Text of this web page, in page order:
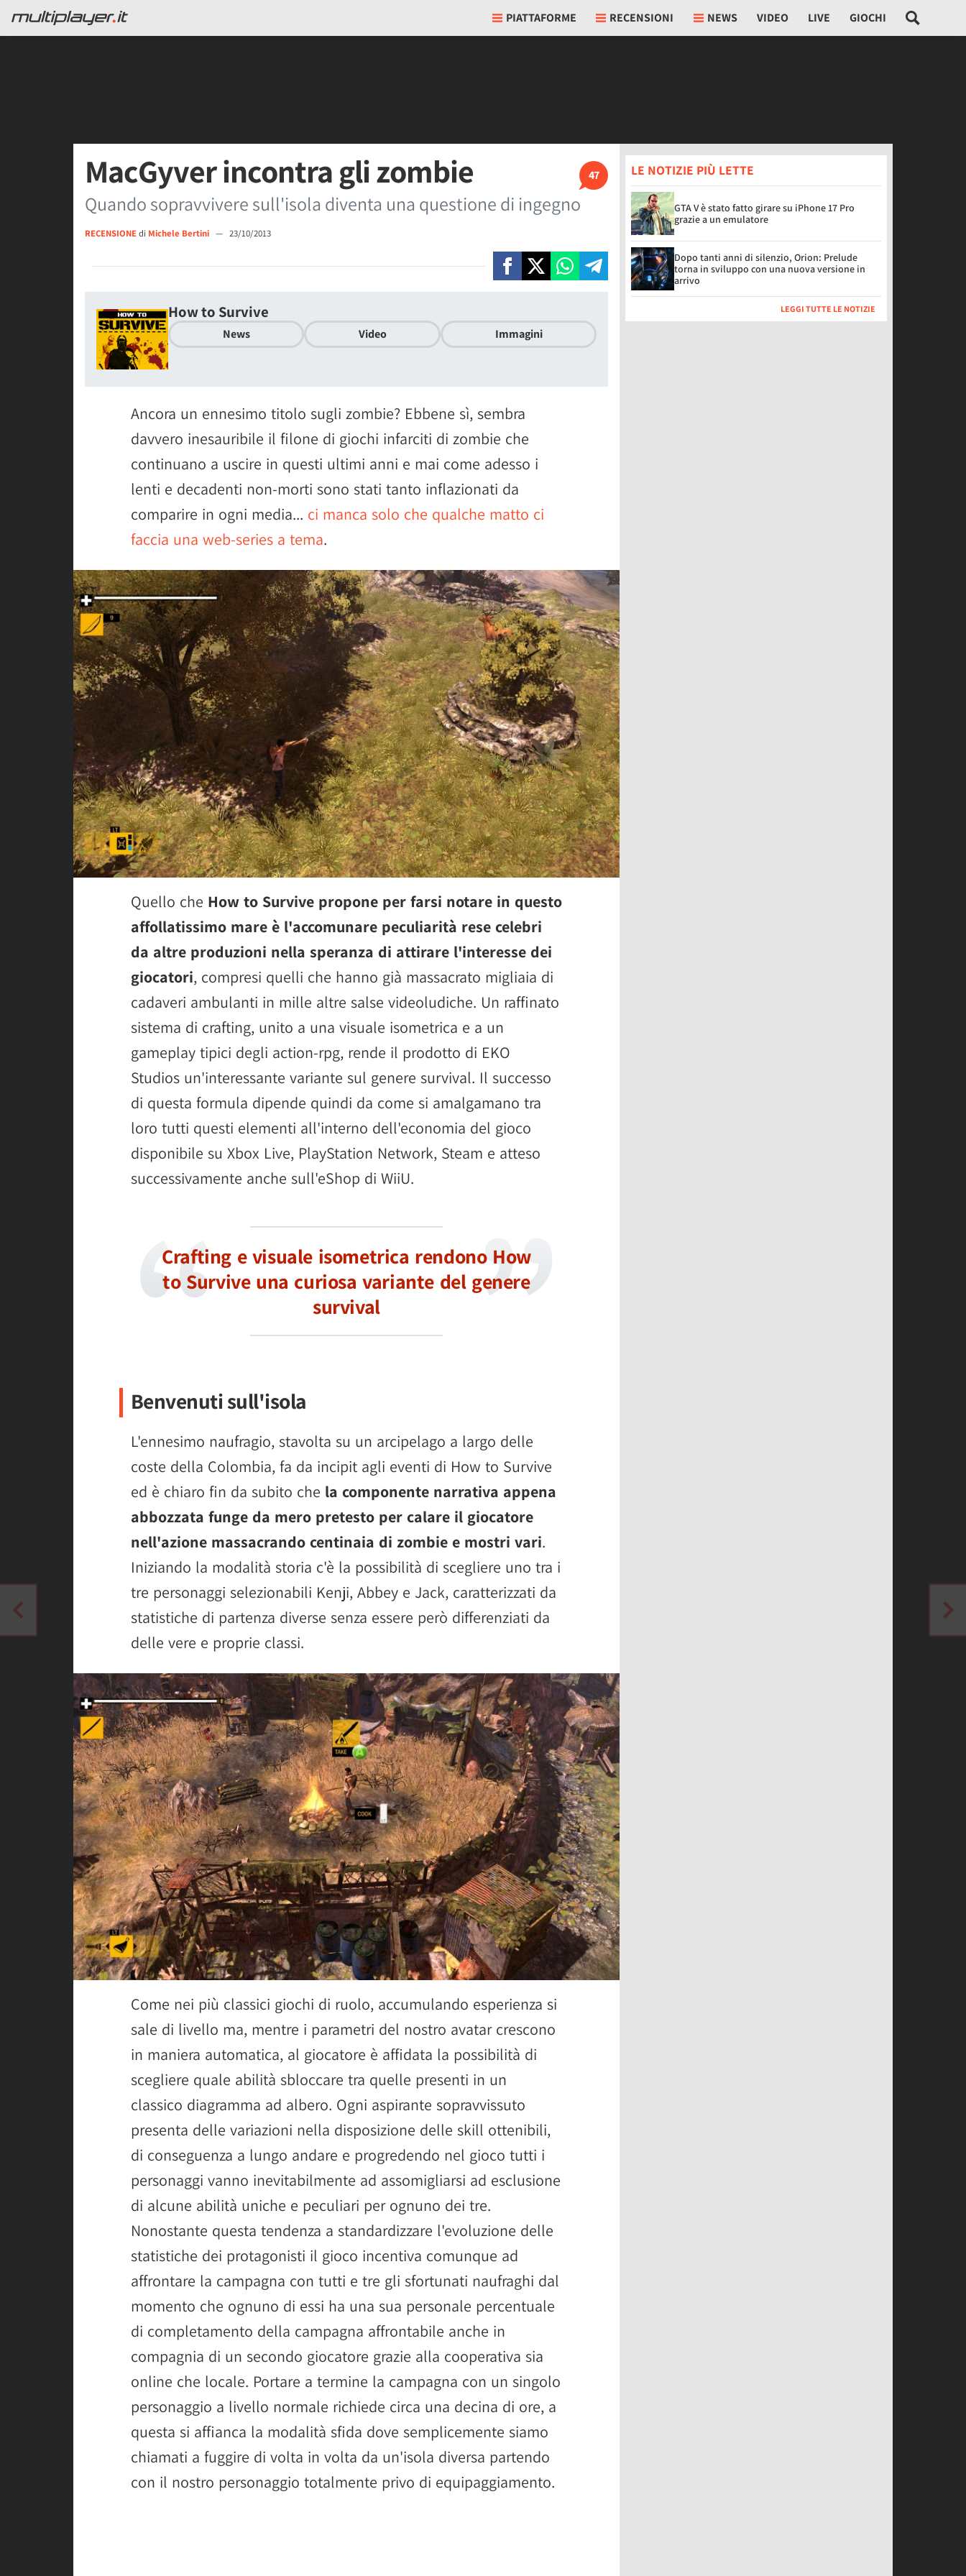
PIATTAFORME RECENSIONI NEWS VIDEO LIVE GIOCHI
47
MacGyver incontra gli zombie
Quando sopravvivere sull'isola diventa una questione di ingegno
RECENSIONEdi Michele Bertini — 23/10/2013
How to Survive
News Video Immagini
Ancora un ennesimo titolo sugli zombie? Ebbene sì, sembra
davvero inesauribile il filone di giochi infarciti di zombie che
continuano a uscire in questi ultimi anni e mai come adesso i
lenti e decadenti non-morti sono stati tanto inflazionati da
comparire in ogni media... ci manca solo che qualche matto ci
faccia una web-series a tema.
Quello che How to Survive propone per farsi notare in questo
affollatissimo mare è l'accomunare peculiarità rese celebri
da altre produzioni nella speranza di attirare l'interesse dei
giocatori, compresi quelli che hanno già massacrato migliaia di
cadaveri ambulanti in mille altre salse videoludiche. Un raffinato
sistema di crafting, unito a una visuale isometrica e a un
gameplay tipici degli action-rpg, rende il prodotto di EKO
Studios un'interessante variante sul genere survival. Il successo
di questa formula dipende quindi da come si amalgamano tra
loro tutti questi elementi all'interno dell'economia del gioco
disponibile su Xbox Live, PlayStation Network, Steam e atteso
successivamente anche sull'eShop di WiiU.
Crafting e visuale isometrica rendono How
to Survive una curiosa variante del genere
survival
Benvenuti sull'isola
L'ennesimo naufragio, stavolta su un arcipelago a largo delle
coste della Colombia, fa da incipit agli eventi di How to Survive
ed è chiaro fin da subito che la componente narrativa appena
abbozzata funge da mero pretesto per calare il giocatore
nell'azione massacrando centinaia di zombie e mostri vari.
Iniziando la modalità storia c'è la possibilità di scegliere uno tra i
tre personaggi selezionabili Kenji, Abbey e Jack, caratterizzati da
statistiche di partenza diverse senza essere però differenziati da
delle vere e proprie classi.
Come nei più classici giochi di ruolo, accumulando esperienza si
sale di livello ma, mentre i parametri del nostro avatar crescono
in maniera automatica, al giocatore è affidata la possibilità di
scegliere quale abilità sbloccare tra quelle presenti in un
classico diagramma ad albero. Ogni aspirante sopravvissuto
presenta delle variazioni nella disposizione delle skill ottenibili,
di conseguenza a lungo andare e progredendo nel gioco tutti i
personaggi vanno inevitabilmente ad assomigliarsi ad esclusione
di alcune abilità uniche e peculiari per ognuno dei tre.
Nonostante questa tendenza a standardizzare l'evoluzione delle
statistiche dei protagonisti il gioco incentiva comunque ad
affrontare la campagna con tutti e tre gli sfortunati naufraghi dal
momento che ognuno di essi ha una sua personale percentuale
di completamento della campagna affrontabile anche in
compagnia di un secondo giocatore grazie alla cooperativa sia
online che locale. Portare a termine la campagna con un singolo
personaggio a livello normale richiede circa una decina di ore, a
questa si affianca la modalità sfida dove semplicemente siamo
chiamati a fuggire di volta in volta da un'isola diversa partendo
con il nostro personaggio totalmente privo di equipaggiamento.
LE NOTIZIE PIÙ LETTE
GTA V è stato fatto girare su iPhone 17 Pro
grazie a un emulatore
Dopo tanti anni di silenzio, Orion: Prelude
torna in sviluppo con una nuova versione in
arrivo
LEGGI TUTTE LE NOTIZIE